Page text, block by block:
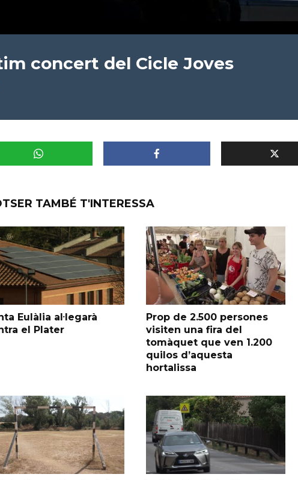
concert del Cicle Joves
TAMBÉ T'INTERESSA
Eulàlia al·legarà
el Plater
Prop de 2.500 persones
visiten una fira del
tomàquet que ven 1.200
quilos d’aquesta
hortalissa